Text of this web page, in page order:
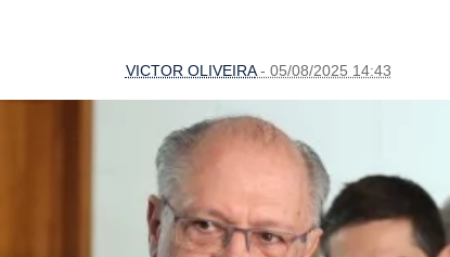
VICTOR OLIVEIRA- 05/08/2025 14:43